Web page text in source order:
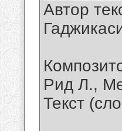
Автор
Рид Л.,
Текст